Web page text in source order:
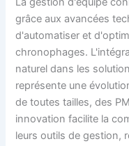
grâce aux avancées
d'automatiser et
chronophages.
naturel dans les
représente une
de toutes tailles, des
innovation facilite la
leurs outils de gestion,